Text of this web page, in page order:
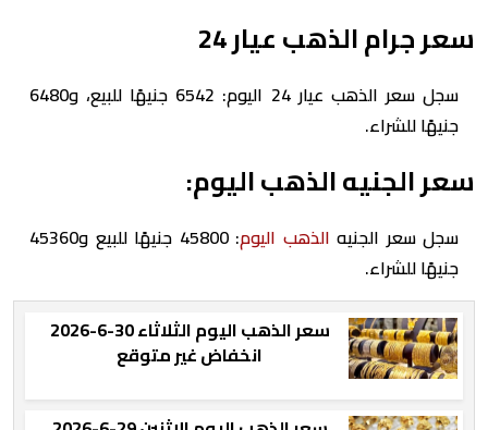
سعر جرام الذهب عيار 24
سجل سعر الذهب عيار 24 اليوم: 6542 جنيهًا للبيع، و6480
جنيهًا للشراء.
سعر الجنيه الذهب اليوم:
سجل سعر الجنيه الذهب اليوم
: 45800 جنيهًا للبيع و45360
جنيهًا للشراء.
سعر الذهب اليوم الثلاثاء 30-6-2026
انخفاض غير متوقع